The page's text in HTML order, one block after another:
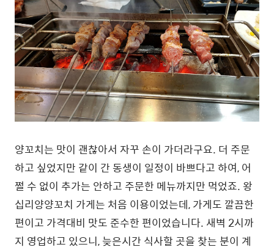
양꼬치는 맛이 괜찮아서 자꾸 손이 가더라구요. 더 주문
하고 싶었지만 같이 간 동생이 일정이 바쁘다고 하여, 어
쩔 수 없이 추가는 안하고 주문한 메뉴까지만 먹었죠. 왕
십리양양꼬치 가게는 처음 이용이었는데, 가게도 깔끔한
편이고 가격대비 맛도 준수한 편이었습니다. 새벽 2시까
지 영업하고 있으니, 늦은시간 식사할 곳을 찾는 분이 계